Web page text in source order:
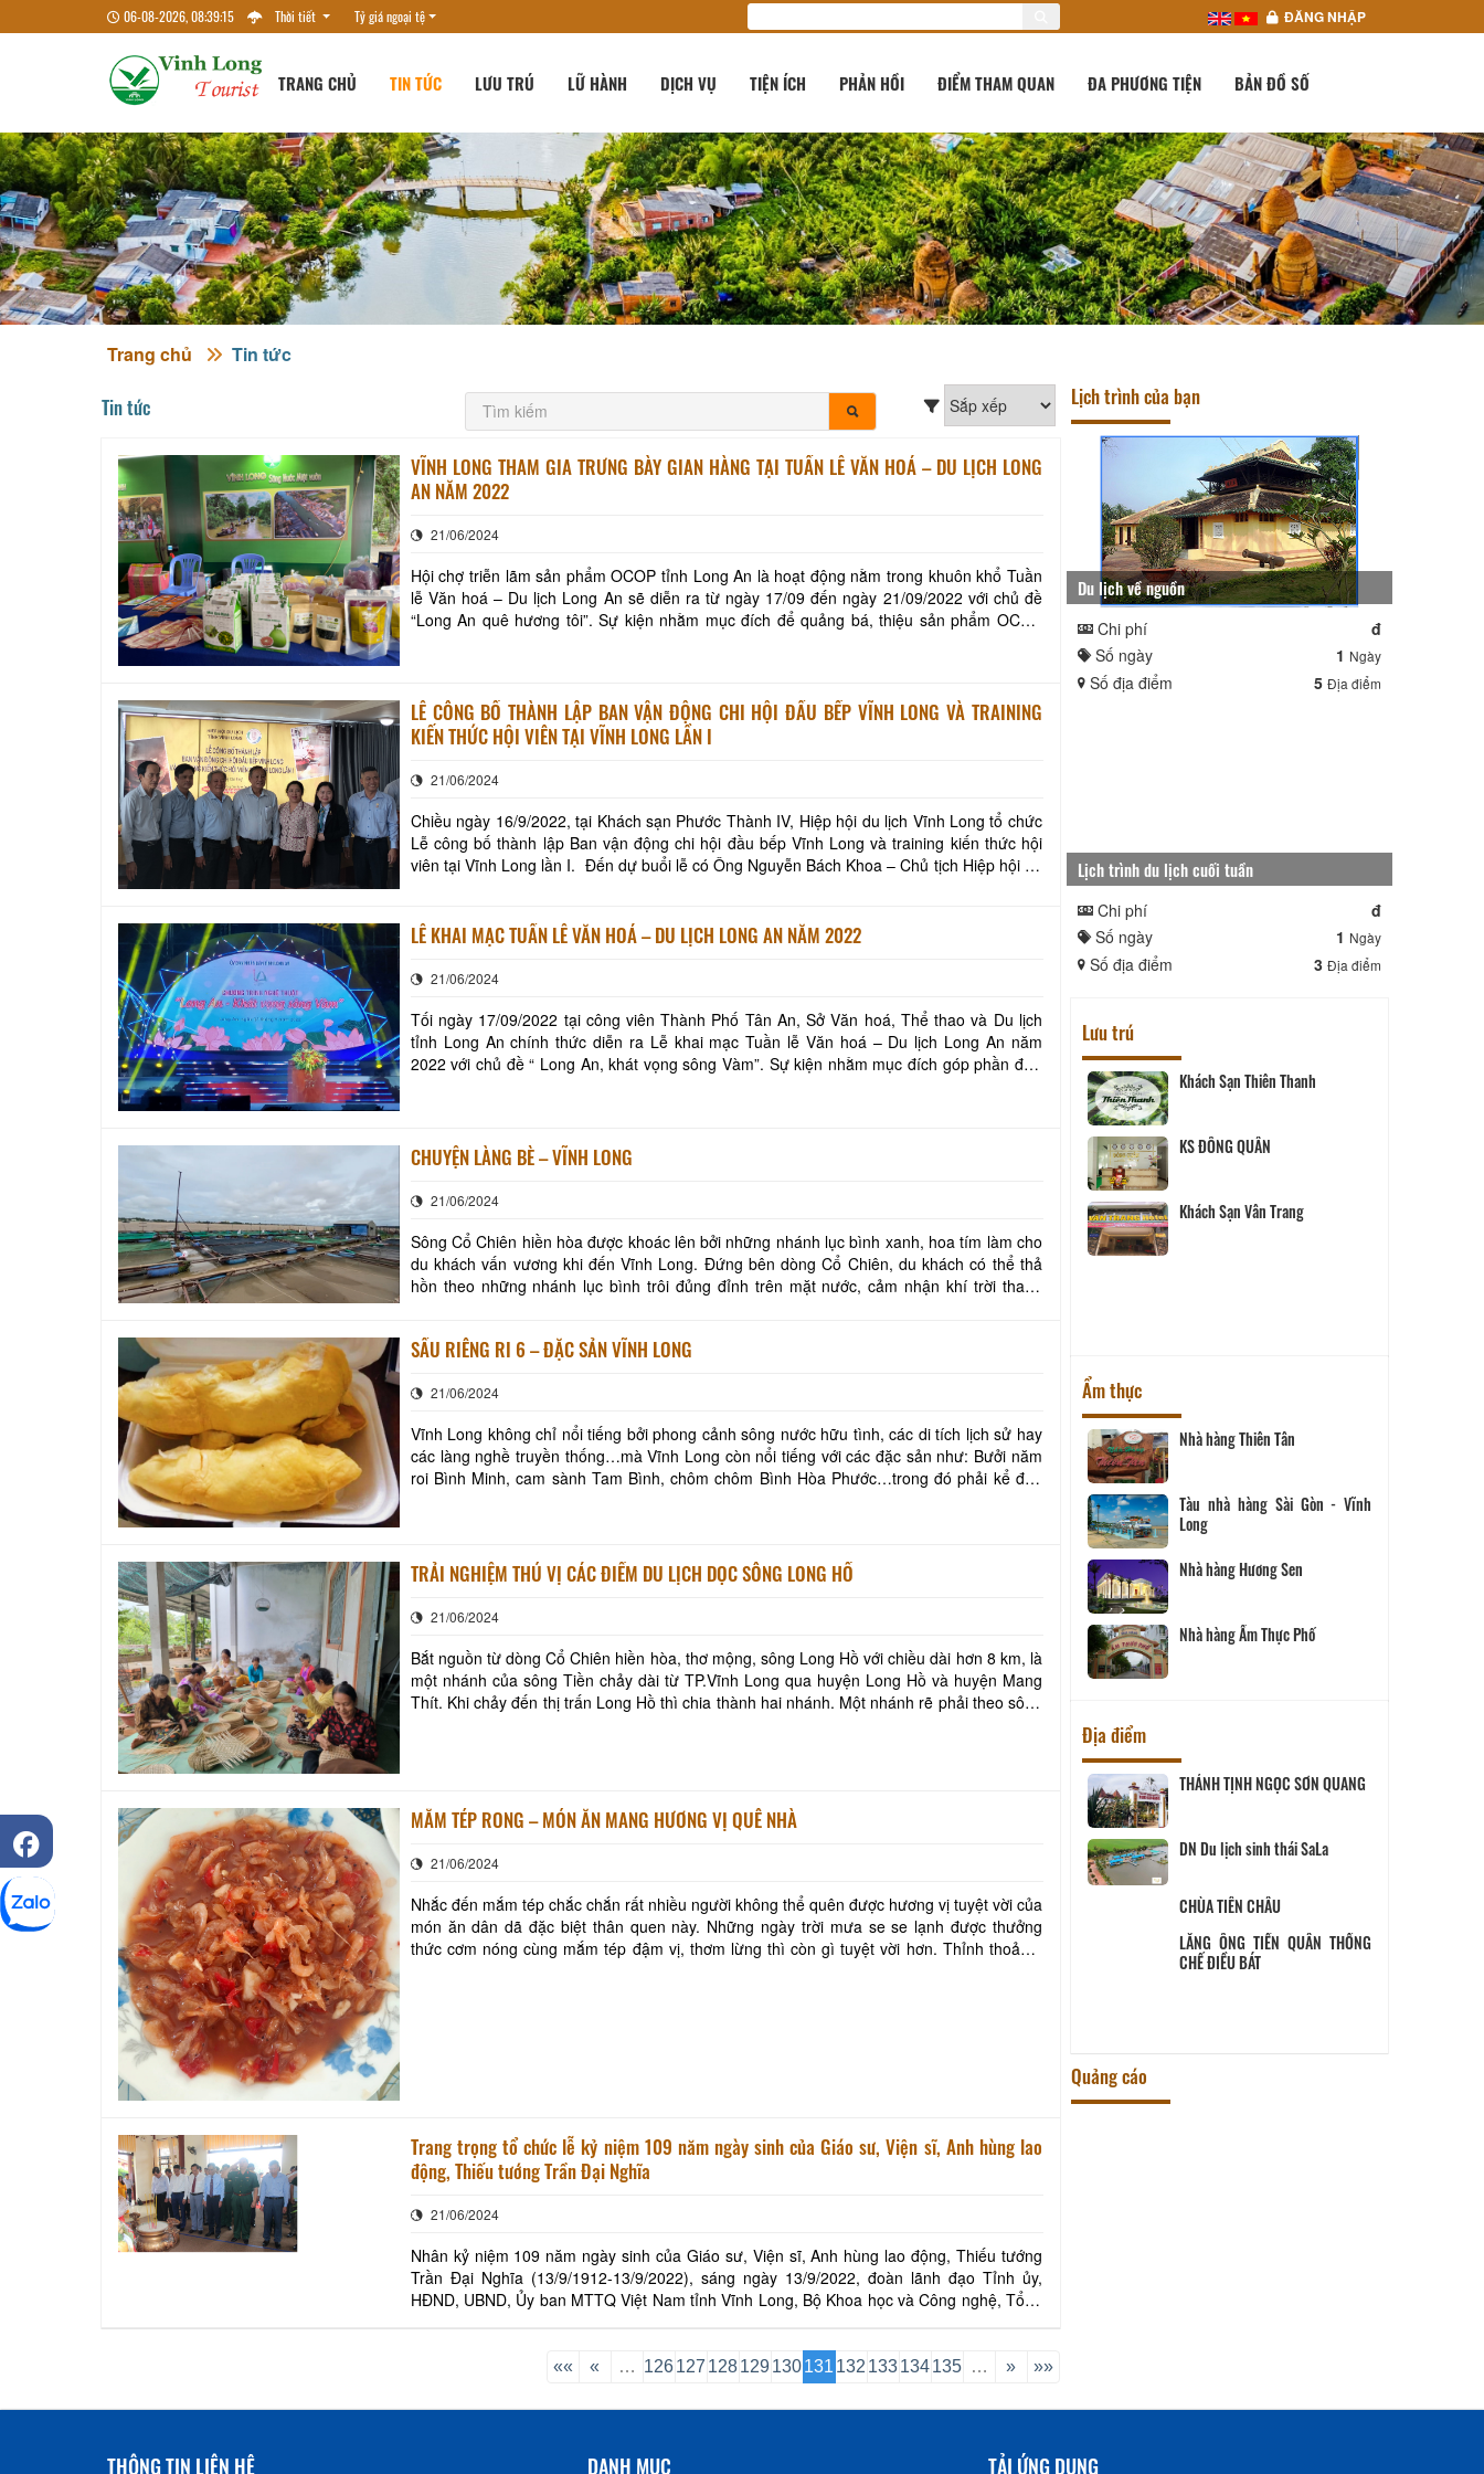
06-08-2026, 08:39:15 Thời tiết Tỷ giá ngoại tệ ĐĂNG NHẬP
TRANG CHỦ TIN TỨC LƯU TRÚ LỮ HÀNH DỊCH VỤ TIỆN ÍCH PHẢN HỒI ĐIỂM THAM QUAN ĐA PHƯƠNG TIỆN BẢN ĐỒ SỐ
Trang chủ Tin tức
Tin tức
VĨNH LONG THAM GIA TRƯNG BÀY GIAN HÀNG TẠI TUẦN LỄ VĂN HOÁ – DU LỊCH LONG
AN NĂM 2022
21/06/2024
Hội chợ triễn lãm sản phẩm OCOP tỉnh Long An là hoạt động nằm trong khuôn khổ Tuần
lễ Văn hoá – Du lịch Long An sẽ diễn ra từ ngày 17/09 đến ngày 21/09/2022 với chủ đề
“Long An quê hương tôi”. Sự kiện nhằm mục đích để quảng bá, thiệu sản phẩm OCOP
LỄ CÔNG BỐ THÀNH LẬP BAN VẬN ĐỘNG CHI HỘI ĐẦU BẾP VĨNH LONG VÀ TRAINING
KIẾN THỨC HỘI VIÊN TẠI VĨNH LONG LẦN I
21/06/2024
Chiều ngày 16/9/2022, tại Khách sạn Phước Thành IV, Hiệp hội du lịch Vĩnh Long tổ chức
Lễ công bố thành lập Ban vận động chi hội đầu bếp Vĩnh Long và training kiến thức hội
viên tại Vĩnh Long lần I. Đến dự buổi lễ có Ông Nguyễn Bách Khoa – Chủ tịch Hiệp hội du
LỄ KHAI MẠC TUẦN LỄ VĂN HOÁ – DU LỊCH LONG AN NĂM 2022
21/06/2024
Tối ngày 17/09/2022 tại công viên Thành Phố Tân An, Sở Văn hoá, Thể thao và Du lịch
tỉnh Long An chính thức diễn ra Lễ khai mạc Tuần lễ Văn hoá – Du lịch Long An năm
2022 với chủ đề “ Long An, khát vọng sông Vàm”. Sự kiện nhằm mục đích góp phần đưa
CHUYỆN LÀNG BÈ – VĨNH LONG
21/06/2024
Sông Cổ Chiên hiền hòa được khoác lên bởi những nhánh lục bình xanh, hoa tím làm cho
du khách vấn vương khi đến Vĩnh Long. Đứng bên dòng Cổ Chiên, du khách có thể thả
hồn theo những nhánh lục bình trôi đủng đỉnh trên mặt nước, cảm nhận khí trời thanh
SẦU RIÊNG RI 6 – ĐẶC SẢN VĨNH LONG
21/06/2024
Vĩnh Long không chỉ nổi tiếng bởi phong cảnh sông nước hữu tình, các di tích lịch sử hay
các làng nghề truyền thống…mà Vĩnh Long còn nổi tiếng với các đặc sản như: Bưởi năm
roi Bình Minh, cam sành Tam Bình, chôm chôm Bình Hòa Phước…trong đó phải kể đến
TRẢI NGHIỆM THÚ VỊ CÁC ĐIỂM DU LỊCH DỌC SÔNG LONG HỒ
21/06/2024
Bắt nguồn từ dòng Cổ Chiên hiền hòa, thơ mộng, sông Long Hồ với chiều dài hơn 8 km, là
một nhánh của sông Tiền chảy dài từ TP.Vĩnh Long qua huyện Long Hồ và huyện Mang
Thít. Khi chảy đến thị trấn Long Hồ thì chia thành hai nhánh. Một nhánh rẽ phải theo sông
MẮM TÉP RONG – MÓN ĂN MANG HƯƠNG VỊ QUÊ NHÀ
21/06/2024
Nhắc đến mắm tép chắc chắn rất nhiều người không thể quên được hương vị tuyệt vời của
món ăn dân dã đặc biệt thân quen này. Những ngày trời mưa se se lạnh được thưởng
thức cơm nóng cùng mắm tép đậm vị, thơm lừng thì còn gì tuyệt vời hơn. Thỉnh thoảng,
Trang trọng tổ chức lễ kỷ niệm 109 năm ngày sinh của Giáo sư, Viện sĩ, Anh hùng lao
động, Thiếu tướng Trần Đại Nghĩa
21/06/2024
Nhân kỷ niệm 109 năm ngày sinh của Giáo sư, Viện sĩ, Anh hùng lao động, Thiếu tướng
Trần Đại Nghĩa (13/9/1912-13/9/2022), sáng ngày 13/9/2022, đoàn lãnh đạo Tỉnh ủy,
HĐND, UBND, Ủy ban MTTQ Việt Nam tỉnh Vĩnh Long, Bộ Khoa học và Công nghệ, Tổng
«« « … 126127 128129130131 132 133134135 … » »»
Lịch trình của bạn
Du lịch về nguồn
Chi phí
đ
Số ngày
1 Ngày
Số địa điểm 5 Địa điểm
Lịch trình du lịch cuối tuần
Chi phí
đ
Số ngày
1 Ngày
Số địa điểm 3 Địa điểm
Lưu trú
Khách sạn Phước Thành IV
Khách sạn Cửu Long
ONE HOTEL
Ba Lình Homestay
Khách Sạn Minh Khuê
Khách Sạn Thiên Thanh
KS ĐÔNG QUÂN
Khách Sạn Vân Trang
Ẩm thực
Nhà hàng Thiên Tân
Tàu nhà hàng Sài Gòn - Vĩnh
Long
Nhà hàng Hương Sen
Nhà hàng Ẩm Thực Phố
Địa điểm
Văn Kiệt
Khu lưu niệm Giáo sư, Viện sĩ
Trần Đại Nghĩa
VĂN THÁNH MIẾU VĨNH LONG
THÁNH TỊNH NGỌC SƠN QUANG
DN Du lịch sinh thái SaLa
CHÙA TIÊN CHÂU
LĂNG ÔNG TIỀN QUÂN THỐNG
Quảng cáo
THÔNG TIN LIÊN HỆ DANH MỤC TẢI ỨNG DỤNG